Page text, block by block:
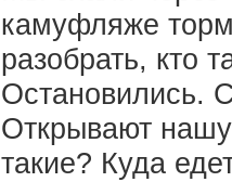
камуфляже
разобрать, кто
Остановились.
Открывают
такие? Куда